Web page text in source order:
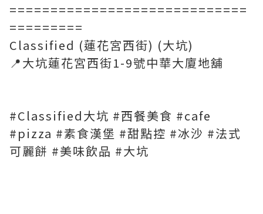
=============================
=========
Classified (蓮花宮西街) (大坑)
📍大坑蓮花宮西街1-9號中華大廈地舖
#Classified大坑 #西餐美食 #cafe
#pizza #素食漢堡 #甜點控 #冰沙 #法式
可麗餅 #美味飲品 #大坑